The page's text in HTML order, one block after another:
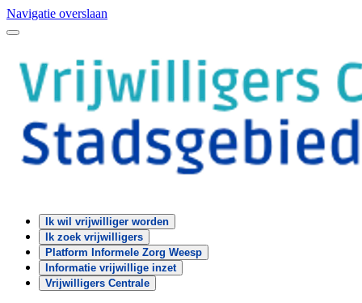
Navigatie overslaan
Ik wil vrijwilliger worden
Ik zoek vrijwilligers
Platform Informele Zorg Weesp
Informatie vrijwillige inzet
Vrijwilligers Centrale